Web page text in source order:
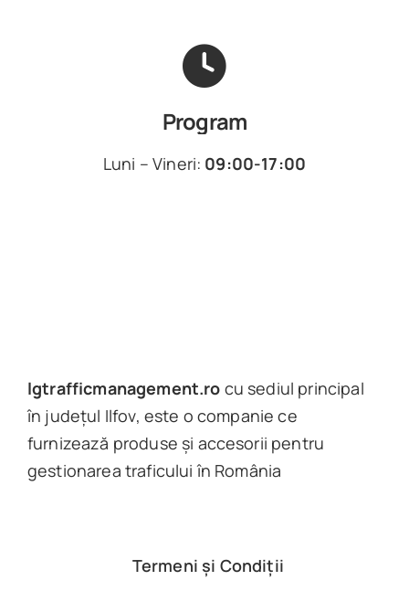
Program
Luni – Vineri: 09:00-17:00
lgtrafficmanagement.ro cu sediul principal
în județul Ilfov, este o companie ce
furnizează produse și accesorii pentru
gestionarea traficului în România
Termeni și Condiții